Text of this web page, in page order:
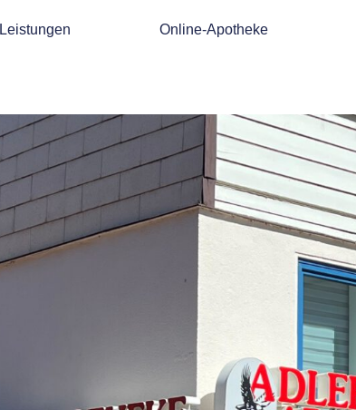
Online-Apotheke